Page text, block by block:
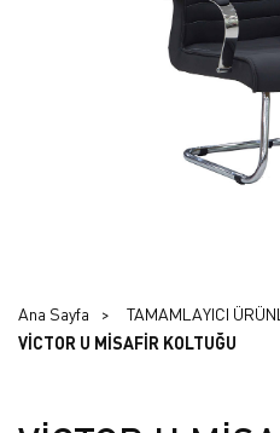
Ana Sayfa TAMAMLAYICI
VİCTOR U MİSAFİR KOLTUĞU